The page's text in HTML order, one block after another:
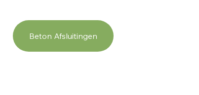
Beton Afsluitingen